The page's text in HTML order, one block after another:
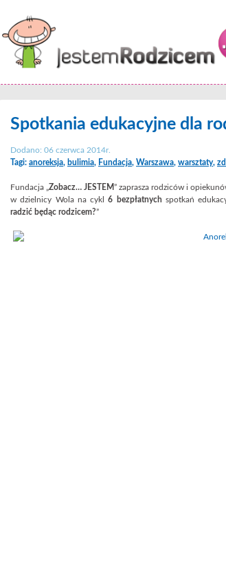
Spotkania edukacyjne dla
Dodano: 06 czerwca 2014r.
Tagi: anoreksja, bulimia, Fundacja, Warszawa, warsztaty,
Fundacja „Zobacz… JESTEM ” zaprasza rodziców i
w dzielnicy Wola na cykl6 bezpłatnych spotkań
radzić będąc rodzicem?”